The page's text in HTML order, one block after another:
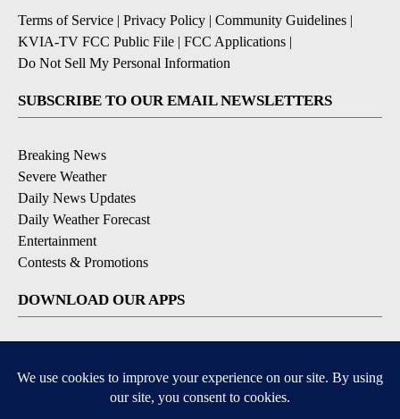
Terms of Service | Privacy Policy | Community Guidelines |
KVIA-TV FCC Public File | FCC Applications |
Do Not Sell My Personal Information
SUBSCRIBE TO OUR EMAIL NEWSLETTERS
Breaking News
Severe Weather
Daily News Updates
Daily Weather Forecast
Entertainment
Contests & Promotions
DOWNLOAD OUR APPS